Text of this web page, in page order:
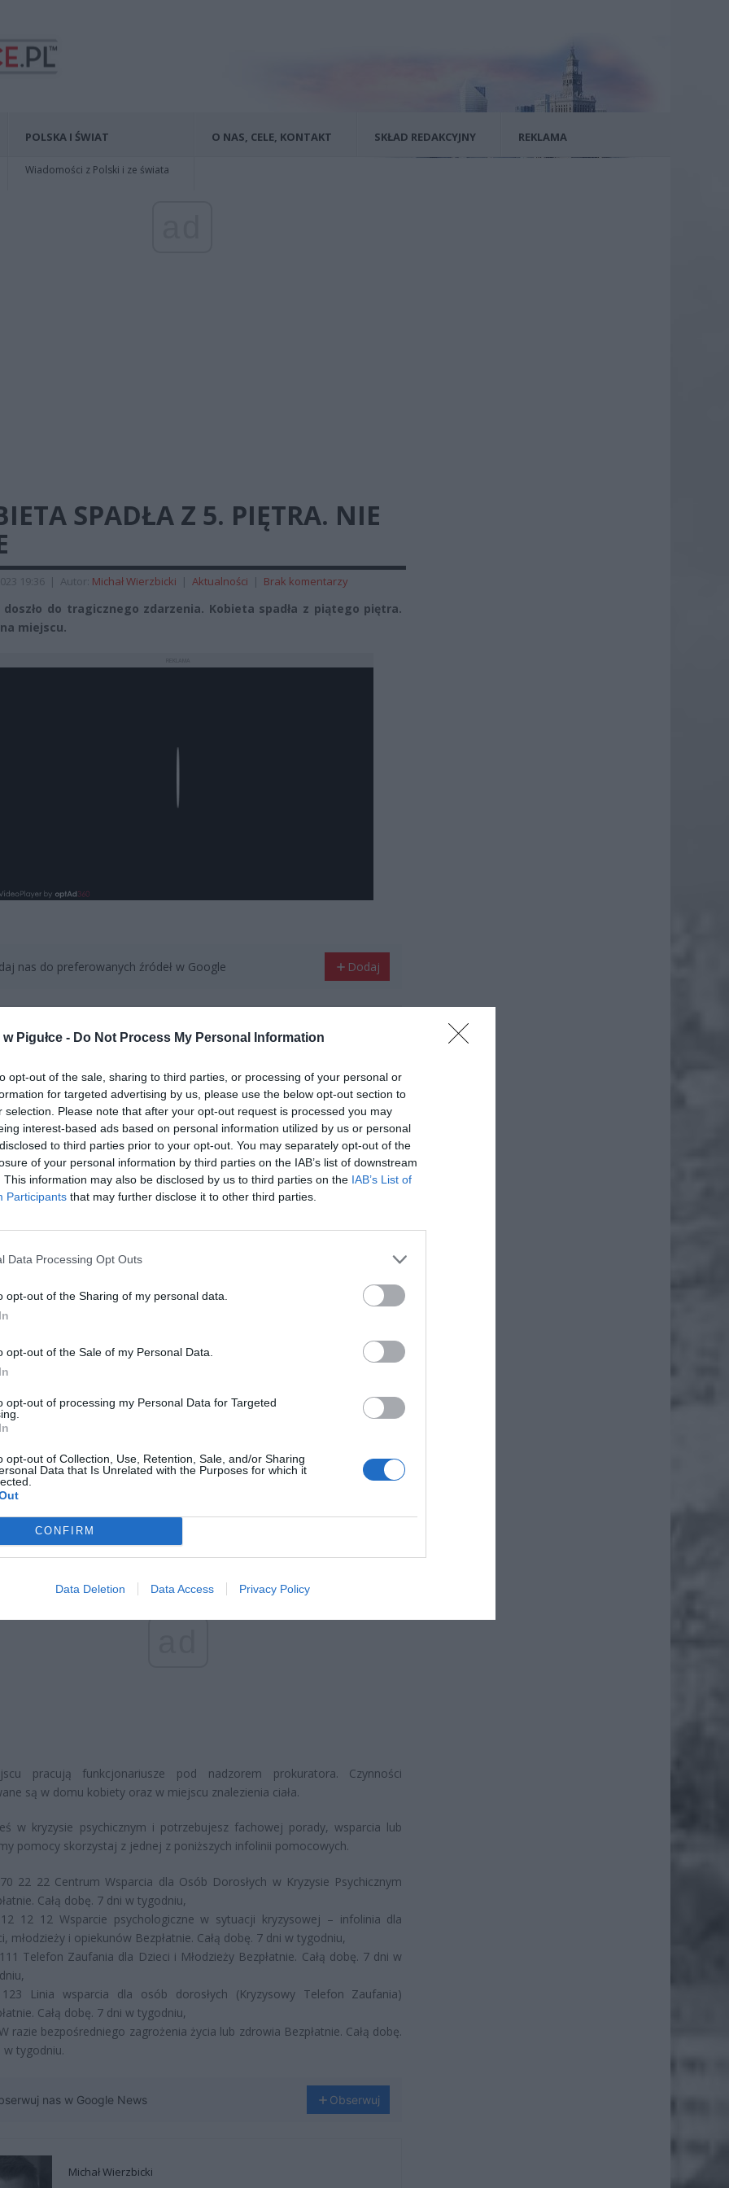
Pigułce - Do Not Process My Personal Information
opt-out of the sale, sharing to third parties, or processing of your personal or
for targeted advertising by us, please use the below opt-out section to
selection. Please note that after your opt-out request is processed you may
interest-based ads based on personal information utilized by us or personal
to third parties prior to your opt-out. You may separately opt-out of the
of your personal information by third parties on the IAB’s list of downstream
This information may also be disclosed by us to third parties on the IAB’s List of
Participants that may further disclose it to other third parties.
Data Processing Opt Outs
opt-out of the Sharing of my personal data.
opt-out of the Sale of my Personal Data.
opt-out of processing my Personal Data for Targeted
opt-out of Collection, Use, Retention, Sale, and/or Sharing
Data that Is Unrelated with the Purposes for which it
CONFIRM
Data Deletion Data Access Privacy Policy
POLSKA I ŚWIAT
Wiadomości z Polski i ze świata
O NAS, CELE, KONTAKT SKŁAD REDAKCYJNY REKLAMA
SPADŁA Z 5. PIĘTRA. NIE
19:36 | Autor: Michał Wierzbicki | Aktualności | Brak komentarzy
doszło do tragicznego zdarzenia. Kobieta spadła z piątego piętra.
miejscu.
nas do preferowanych źródeł w Google Dodaj
chce komentować zdarzenia.
RÓWNIEŻ:
przecenił hit do kuchni. Air fryer tańszy aż o 150 zł, a to dopiero
2026 16:06
wciąż można składać
2026 12:56
pracują funkcjonariusze pod nadzorem prokuratora. Czynności
są w domu kobiety oraz w miejscu znalezienia ciała.
w kryzysie psychicznym i potrzebujesz fachowej porady, wsparcia lub
pomocy skorzystaj z jednej z poniższych infolinii pomocowych.
22 22 Centrum Wsparcia dla Osób Dorosłych w Kryzysie Psychicznym
Całą dobę. 7 dni w tygodniu,
12 12 Wsparcie psychologiczne w sytuacji kryzysowej – infolinia dla
młodzieży i opiekunów Bezpłatnie. Całą dobę. 7 dni w tygodniu,
Telefon Zaufania dla Dzieci i Młodzieży Bezpłatnie. Całą dobę. 7 dni w
Linia wsparcia dla osób dorosłych (Kryzysowy Telefon Zaufania)
Całą dobę. 7 dni w tygodniu,
razie bezpośredniego zagrożenia życia lub zdrowia Bezpłatnie. Całą dobę.
w tygodniu.
nas w Google News Obserwuj
Michał Wierzbicki